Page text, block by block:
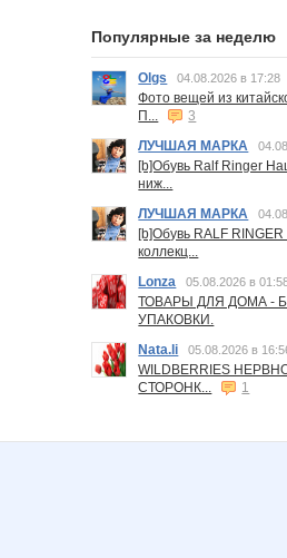
Популярные за неделю
Olgs 04.08.2026 в 17:28
Фото вещей из
П...
3
ЛУЧШАЯ МАРКА
[b]Обувь Ralf Ringer
ниж...
ЛУЧШАЯ МАРКА
[b]Обувь RALF RINGER
коллекц...
Lonza
05.08.2026 в
ТОВАРЫ ДЛЯ ДОМА -
УПАКОВКИ.
Nata.li
05.08.2026 в
WILDBERRIES
СТОРОНК...
1